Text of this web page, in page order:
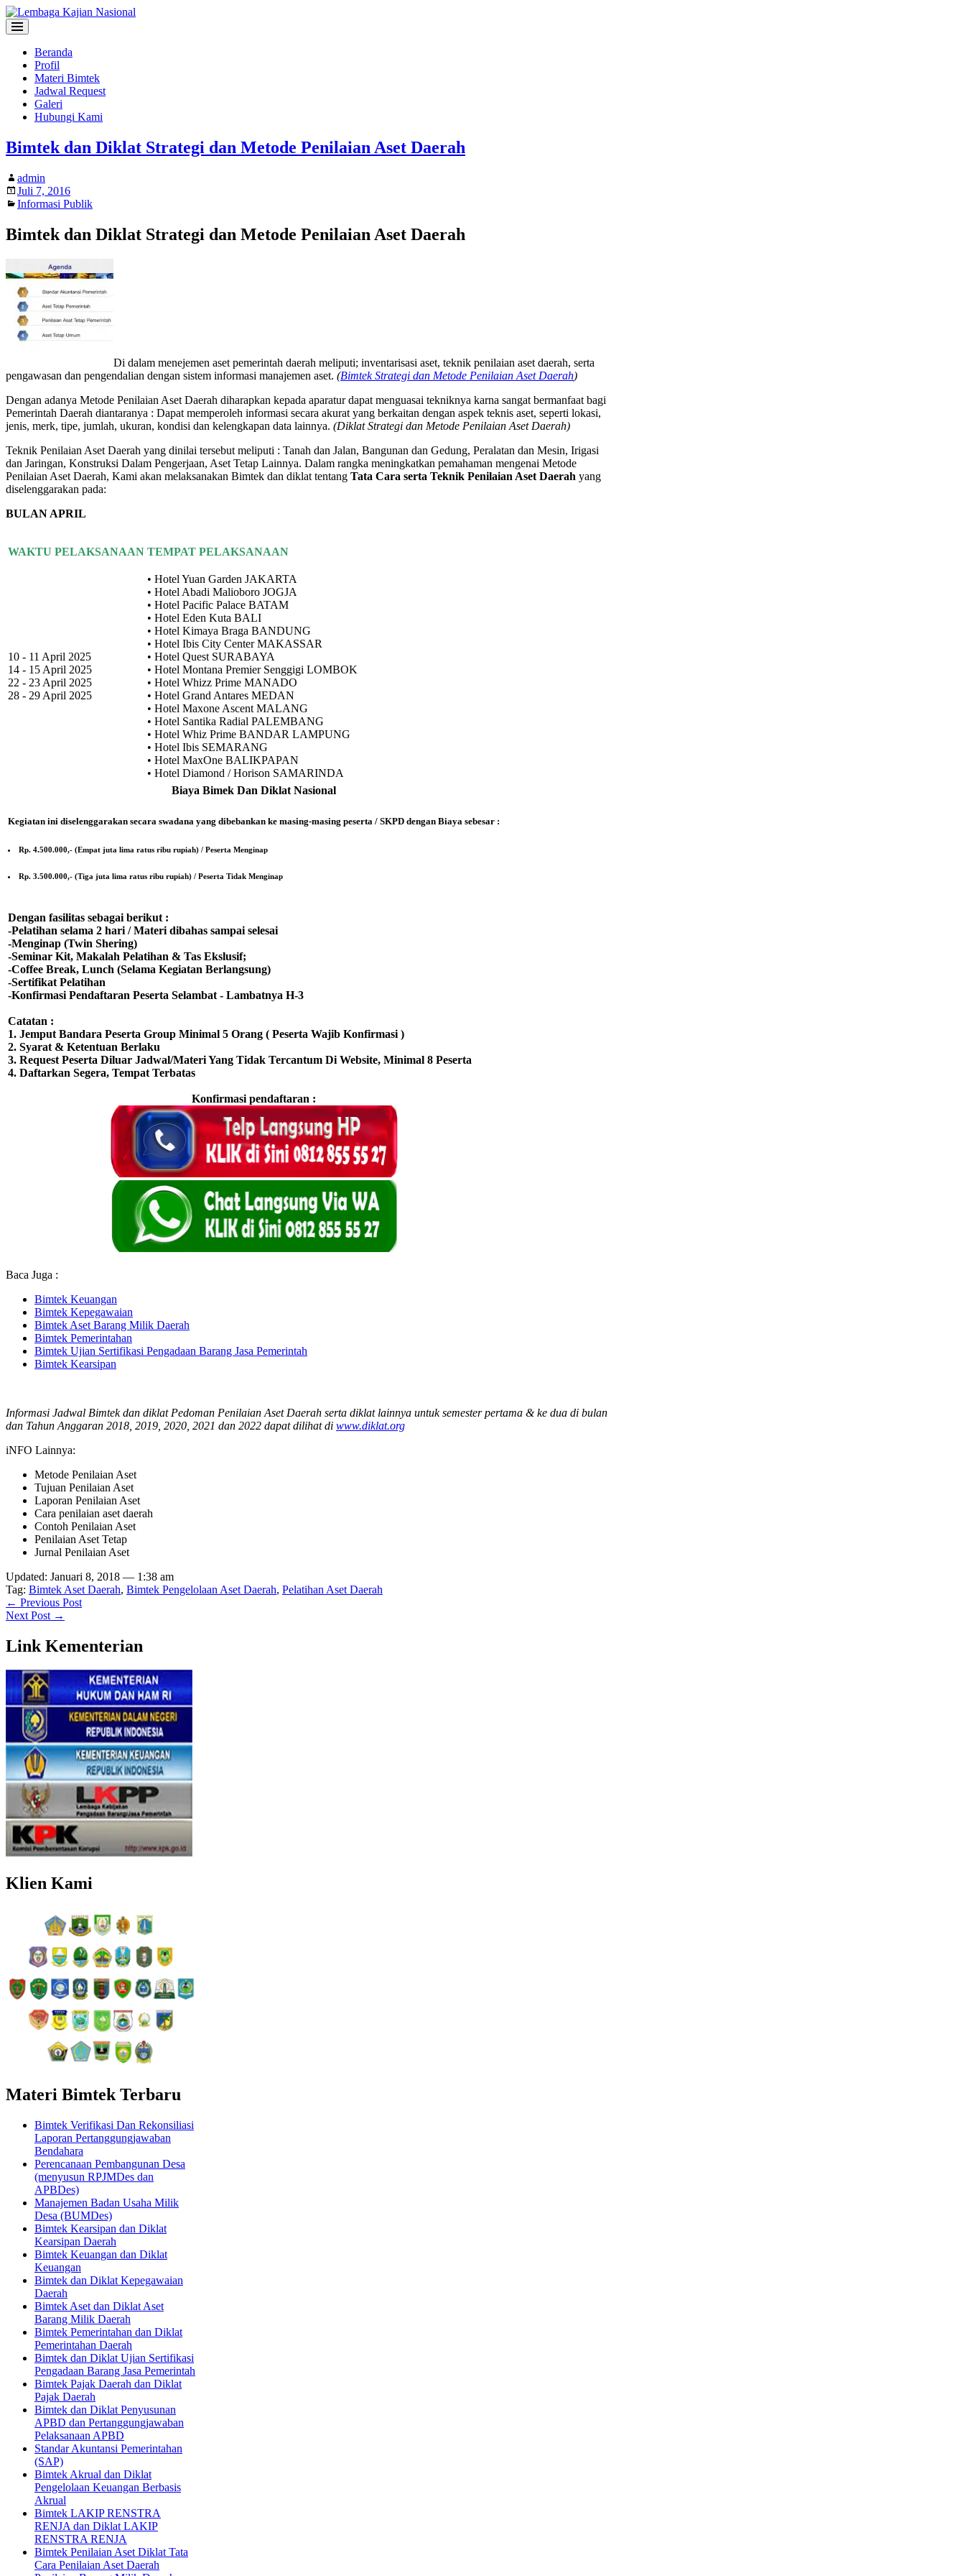
Beranda
Profil
Materi Bimtek
Jadwal Request
Galeri
Hubungi Kami
Bimtek dan Diklat Strategi dan Metode Penilaian Aset Daerah
admin
Juli 7, 2016
Informasi Publik
Bimtek dan Diklat Strategi dan Metode Penilaian Aset Daerah
Di dalam menejemen aset pemerintah daerah meliputi; inventarisasi aset, teknik penilaian aset daerah, serta
pengawasan dan pengendalian dengan sistem informasi manajemen aset. (Bimtek Strategi dan Metode Penilaian Aset Daerah)
Dengan adanya Metode Penilaian Aset Daerah diharapkan kepada aparatur dapat menguasai tekniknya karna sangat bermanfaat bagi
Pemerintah Daerah diantaranya : Dapat memperoleh informasi secara akurat yang berkaitan dengan aspek teknis aset, seperti lokasi,
jenis, merk, tipe, jumlah, ukuran, kondisi dan kelengkapan data lainnya. (Diklat Strategi dan Metode Penilaian Aset Daerah)
Teknik Penilaian Aset Daerah yang dinilai tersebut meliputi : Tanah dan Jalan, Bangunan dan Gedung, Peralatan dan Mesin, Irigasi
dan Jaringan, Konstruksi Dalam Pengerjaan, Aset Tetap Lainnya. Dalam rangka meningkatkan pemahaman mengenai Metode
Penilaian Aset Daerah, Kami akan melaksanakan Bimtek dan diklat tentang Tata Cara serta Teknik Penilaian Aset Daerah yang
diselenggarakan pada:
BULAN APRIL
WAKTU PELAKSANAAN TEMPAT PELAKSANAAN
10 - 11 April 2025
14 - 15 April 2025
22 - 23 April 2025
28 - 29 April 2025
• Hotel Yuan Garden JAKARTA
• Hotel Abadi Malioboro JOGJA
• Hotel Pacific Palace BATAM
• Hotel Eden Kuta BALI
• Hotel Kimaya Braga BANDUNG
• Hotel Ibis City Center MAKASSAR
• Hotel Quest SURABAYA
• Hotel Montana Premier Senggigi LOMBOK
• Hotel Whizz Prime MANADO
• Hotel Grand Antares MEDAN
• Hotel Maxone Ascent MALANG
• Hotel Santika Radial PALEMBANG
• Hotel Whiz Prime BANDAR LAMPUNG
• Hotel Ibis SEMARANG
• Hotel MaxOne BALIKPAPAN
• Hotel Diamond / Horison SAMARINDA
Biaya Bimek Dan Diklat Nasional
Kegiatan ini diselenggarakan secara swadana yang dibebankan ke masing-masing peserta / SKPD dengan Biaya sebesar :
Rp. 4.500.000,- (Empat juta lima ratus ribu rupiah) / Peserta Menginap
Rp. 3.500.000,- (Tiga juta lima ratus ribu rupiah) / Peserta Tidak Menginap
Dengan fasilitas sebagai berikut :
-Pelatihan selama 2 hari / Materi dibahas sampai selesai
-Menginap (Twin Shering)
-Seminar Kit, Makalah Pelatihan & Tas Ekslusif;
-Coffee Break, Lunch (Selama Kegiatan Berlangsung)
-Sertifikat Pelatihan
-Konfirmasi Pendaftaran Peserta Selambat - Lambatnya H-3
Catatan :
1. Jemput Bandara Peserta Group Minimal 5 Orang ( Peserta Wajib Konfirmasi )
2. Syarat & Ketentuan Berlaku
3. Request Peserta Diluar Jadwal/Materi Yang Tidak Tercantum Di Website, Minimal 8 Peserta
4. Daftarkan Segera, Tempat Terbatas
Konfirmasi pendaftaran :
Baca Juga :
Bimtek Keuangan
Bimtek Kepegawaian
Bimtek Aset Barang Milik Daerah
Bimtek Pemerintahan
Bimtek Ujian Sertifikasi Pengadaan Barang Jasa Pemerintah
Bimtek Kearsipan
Informasi Jadwal Bimtek dan diklat Pedoman Penilaian Aset Daerah serta diklat lainnya untuk semester pertama & ke dua di bulan
dan Tahun Anggaran 2018, 2019, 2020, 2021 dan 2022 dapat dilihat di www.diklat.org
iNFO Lainnya:
Metode Penilaian Aset
Tujuan Penilaian Aset
Laporan Penilaian Aset
Cara penilaian aset daerah
Contoh Penilaian Aset
Penilaian Aset Tetap
Jurnal Penilaian Aset
Updated: Januari 8, 2018 — 1:38 am
Tag: Bimtek Aset Daerah, Bimtek Pengelolaan Aset Daerah, Pelatihan Aset Daerah
← Previous Post
Next Post →
Link Kementerian
Klien Kami
Materi Bimtek Terbaru
Bimtek Verifikasi Dan Rekonsiliasi
Laporan Pertanggungjawaban
Bendahara
Perencanaan Pembangunan Desa
(menyusun RPJMDes dan
APBDes)
Manajemen Badan Usaha Milik
Desa (BUMDes)
Bimtek Kearsipan dan Diklat
Kearsipan Daerah
Bimtek Keuangan dan Diklat
Keuangan
Bimtek dan Diklat Kepegawaian
Daerah
Bimtek Aset dan Diklat Aset
Barang Milik Daerah
Bimtek Pemerintahan dan Diklat
Pemerintahan Daerah
Bimtek dan Diklat Ujian Sertifikasi
Pengadaan Barang Jasa Pemerintah
Bimtek Pajak Daerah dan Diklat
Pajak Daerah
Bimtek dan Diklat Penyusunan
APBD dan Pertanggungjawaban
Pelaksanaan APBD
Standar Akuntansi Pemerintahan
(SAP)
Bimtek Akrual dan Diklat
Pengelolaan Keuangan Berbasis
Akrual
Bimtek LAKIP RENSTRA
RENJA dan Diklat LAKIP
RENSTRA RENJA
Bimtek Penilaian Aset Diklat Tata
Cara Penilaian Aset Daerah